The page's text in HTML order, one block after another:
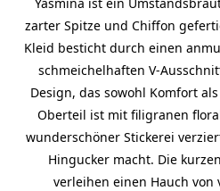
zarter Spitze und Chiffon
Kleid besticht durch einen
schmeichelhaften V-
Design, das sowohl Komfort
Oberteil ist mit filigranen
wunderschöner Stickerei
Hingucker macht. Die
verleihen einen Hauch von